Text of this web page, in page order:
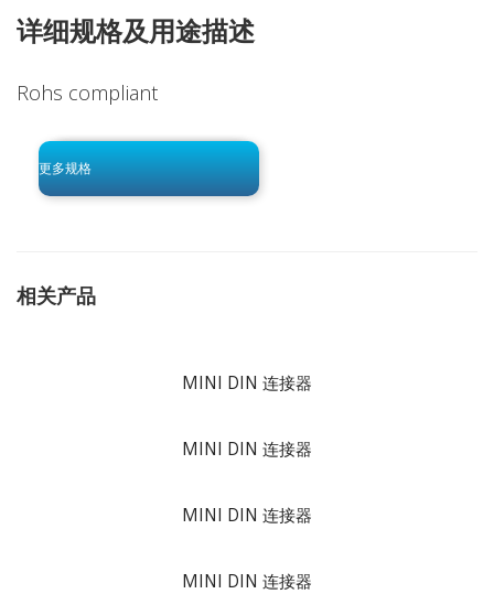
详细规格及用途描述
Rohs compliant
更多规格
click to begin
-0 KB .pdf
相关产品
MINI DIN 连接器
MINI DIN 连接器
MINI DIN 连接器
MINI DIN 连接器